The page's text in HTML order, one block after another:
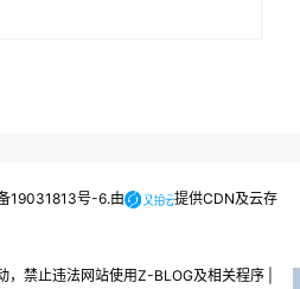
19031813号-6.由
提供CDN及云存
禁止违法网站使用Z-BLOG及相关程序 |